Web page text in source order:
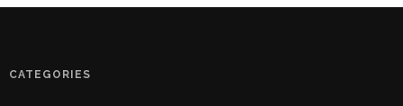
CATEGORIES